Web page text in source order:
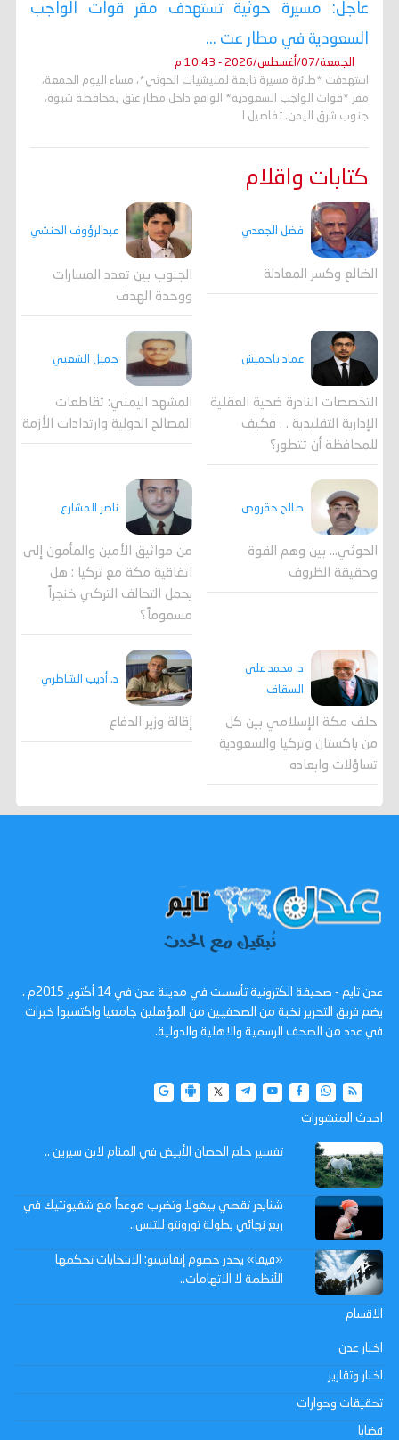
عاجل: مسيرة حوثية تستهدف مقر قوات الواجب
السعودية في مطار عت ...
الجمعة/07/أغسطس/2026 - 10:43 م
استهدفت *طائرة مسيرة تابعة لمليشيات الحوثي*، مساء اليوم الجمعة،
مقر *قوات الواجب السعودية* الواقع داخل مطار عتق بمحافظة شبوة،
جنوب شرق اليمن. تفاصيل ا
كتابات واقلام
فضل الجعدي
الضالع وكسر المعادلة
عبدالرؤوف الحنشي
الجنوب بين تعدد المسارات
ووحدة الهدف
عماد باحميش
التخصصات النادرة ضحية العقلية
الإدارية التقليدية . . فكيف
للمحافظة أن تتطور؟
جميل الشعبي
المشهد اليمني: تقاطعات
المصالح الدولية وارتدادات الأزمة
صالح حقروص
الحوثي... بين وهم القوة
وحقيقة الظروف
ناصر المشارع
من مواثيق الأمين والمأمون إلى
اتفاقية مكة مع تركيا : هل
يحمل التحالف التركي خنجراً
مسموماً؟
د. محمد علي
السقاف
حلف مكة الإسلامي بين كل
من باكستان وتركيا والسعودية
تساؤلات وابعاده
د. أديب الشاطري
إقالة وزير الدفاع
عدن تايم - صحيفة الكترونية تأسست في مدينة عدن في 14 أكتوبر 2015م ،
يضم فريق التحرير نخبة من الصحفيين من المؤهلين جامعيا واكتسبوا خبرات
في عدد من الصحف الرسمية والاهلية والدولية.
احدث المنشورات
تفسير حلم الحصان الأبيض في المنام لابن سيرين ..
شنايدر تقصي بيغولا وتضرب موعداً مع شفيونتيك في
ربع نهائي بطولة تورونتو للتنس..
«فيفا» يحذر خصوم إنفانتينو: الانتخابات تحكمها
الأنظمة لا الاتهامات..
الاقسام
اخبار عدن
اخبار وتقارير
تحقيقات وحوارات
قضايا